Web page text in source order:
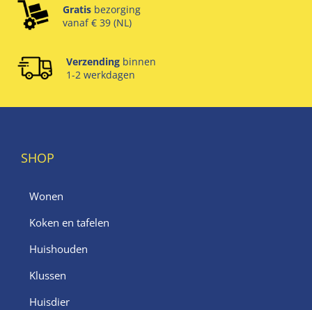
Gratis bezorging
vanaf € 39 (NL)
Verzending binnen
1-2 werkdagen
SHOP
Wonen
Koken en tafelen
Huishouden
Klussen
Huisdier